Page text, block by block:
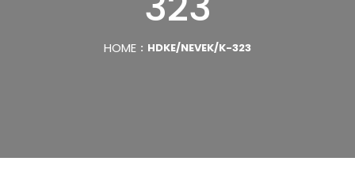
HOME HDKE/NEVEK/K-323